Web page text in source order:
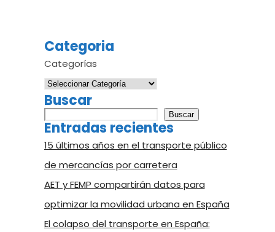
Categoria
Categorías
Buscar
Buscar Buscar
Entradas recientes
15 últimos años en el transporte público
de mercancías por carretera
AET y FEMP compartirán datos para
optimizar la movilidad urbana en España
El colapso del transporte en España: